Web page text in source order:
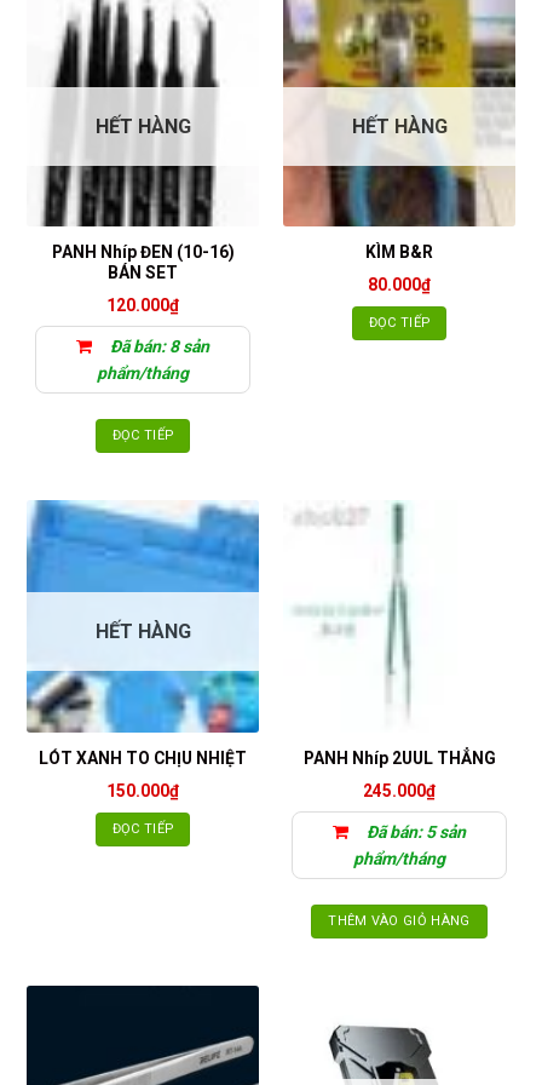
HẾT HÀNG
PANH Nhíp ĐEN (10-16)
BÁN SET
120.000₫
Đã bán: 8 sản
phẩm/tháng
ĐỌC TIẾP
HẾT HÀNG
KÌM B&R
80.000₫
ĐỌC TIẾP
HẾT HÀNG
LÓT XANH TO CHỊU NHIỆT
150.000₫
ĐỌC TIẾP
PANH Nhíp 2UUL THẲNG
245.000₫
Đã bán: 5 sản
phẩm/tháng
THÊM VÀO GIỎ HÀNG